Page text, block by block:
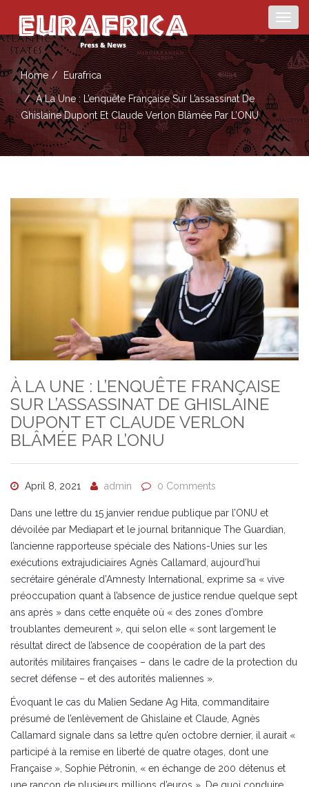
Home Eurafrica
À La Une : L’enquête Française Sur L’assassinat De
Ghislaine Dupont Et Claude Verlon Blâmée Par L’ONU
À LA UNE : L’ENQUÊTE FRANÇAISE
SUR L’ASSASSINAT DE GHISLAINE
DUPONT ET CLAUDE VERLON
BLÂMÉE PAR L’ONU
April 8, 2021 admin 0 Comments
Dans une lettre du 15 janvier rendue publique par l’ONU et
dévoilée par Mediapart et le journal britannique The Guardian,
l’ancienne rapporteuse spéciale des Nations-Unies sur les
exécutions extrajudiciaires Agnès Callamard, aujourd’hui
secrétaire générale d’Amnesty International, exprime sa « vive
préoccupation quant à l’absence de justice rendue quelque sept
ans après » dans cette enquête où « des zones d’ombre
troublantes demeurent », qui selon elle « sont largement le
résultat direct de l’absence de coopération de la part des
autorités militaires françaises – dans le cadre de la protection du
secret défense – et des autorités maliennes ».
Évoquant le cas du Malien Sedane Ag Hita, commanditaire
présumé de l’enlèvement de Ghislaine et Claude, Agnès
Callamard signale dans sa lettre qu’en octobre dernier, il aurait «
participé à la remise en liberté de quatre otages, dont une
Française », Sophie Pétronin, « en échange de 200 détenus et